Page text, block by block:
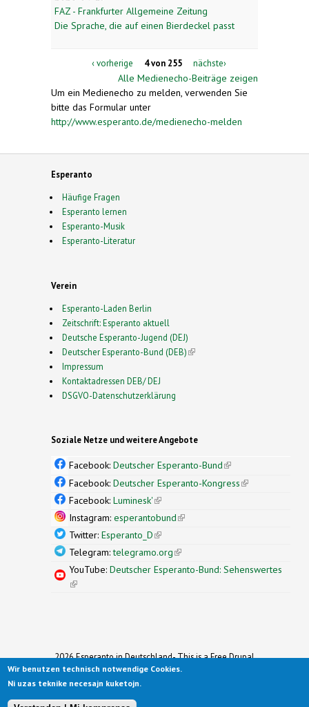
FAZ - Frankfurter Allgemeine Zeitung
Die Sprache, die auf einen Bierdeckel passt
‹ vorherige 4 von 255 nächste›
Alle Medienecho-Beiträge zeigen
Um ein Medienecho zu melden, verwenden Sie
bitte das Formular unter
http://www.esperanto.de/medienecho-melden
Esperanto
Häufige Fragen
Esperanto lernen
Esperanto-Musik
Esperanto-Literatur
Verein
Esperanto-Laden Berlin
Zeitschrift: Esperanto aktuell
Deutsche Esperanto-Jugend (DEJ)
Deutscher Esperanto-Bund (DEB)(link is external)
Impressum
Kontaktadressen DEB/ DEJ
DSGVO-Datenschutzerklärung
Soziale Netze und weitere Angebote
Facebook: Deutscher Esperanto-Bund(link is
external)
Facebook: Deutscher Esperanto-Kongress(link is
Facebook: Luminesk'(link is external)
Instagram: esperantobund(link is external)
Twitter: Esperanto_D(link is external)
Telegram:telegramo.org(link is external)
YouTube: Deutscher Esperanto-Bund: Sehenswertes
(link is external)
2026 Esperanto in Deutschland- This is a Free Drupal
Theme
Ported to Drupal for the Open Source Community by
Wir benutzen technisch notwendige Cookies.
Ni uzas teknike necesajn kuketojn.